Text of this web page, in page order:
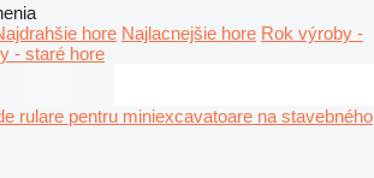
hore Najlacnejšie hore Rok výroby -
- staré hore